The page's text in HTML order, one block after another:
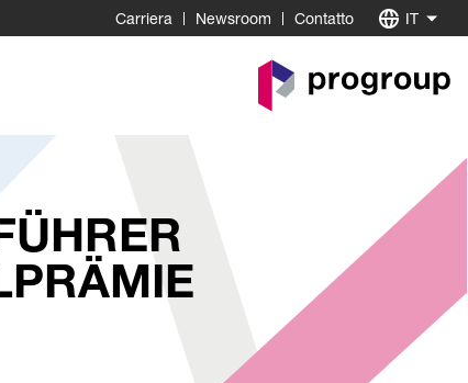
Carriera Newsroom Contatto IT
to
Homepage